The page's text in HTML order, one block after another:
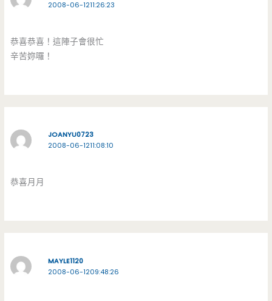
2008-06-1211:26:23
恭喜恭喜！這陣子會很忙
辛苦妳囉！
JOANYU0723
2008-06-1211:08:10
恭喜月月
MAYLE1120
2008-06-1209:48:26